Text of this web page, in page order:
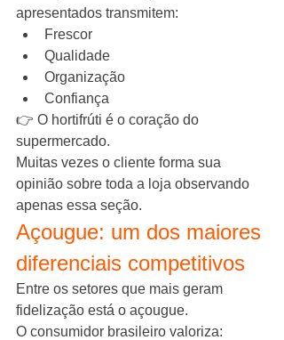
apresentados transmitem:
Frescor
Qualidade
Organização
Confiança
👉 O hortifrúti é o coração do
supermercado.
Muitas vezes o cliente forma sua
opinião sobre toda a loja observando
apenas essa seção.
Açougue: um dos maiores
diferenciais competitivos
Entre os setores que mais geram
fidelização está o açougue.
O consumidor brasileiro valoriza: